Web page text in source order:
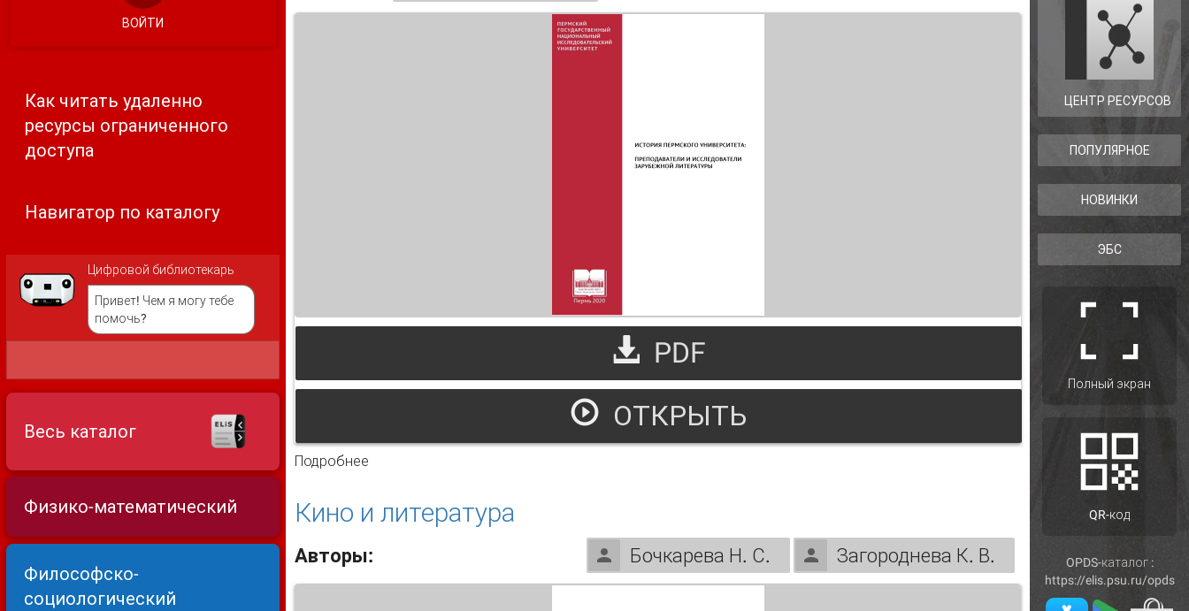
ВОЙТИ
Как читать удаленно
ресурсы ограниченного
доступа
Навигатор по каталогу
Цифровой библиотекарь
Привет! Чем я могу тебе
помочь?
Весь каталог
Физико-математический
Философско-
социологический
PDF
ОТКРЫТЬ
Подробнее
Кино и литература
Авторы: Бочкарева Н. С. Загороднева К. В.
ЦЕНТР РЕСУРСОВ
ПОПУЛЯРНОЕ
НОВИНКИ
ЭБС
Полный экран
QR-код
OPDS-каталог :
https://elis.psu.ru/opds